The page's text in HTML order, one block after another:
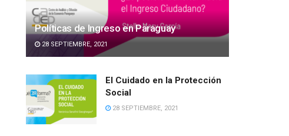
Políticas de Ingreso en Paraguay
28 SEPTIEMBRE, 2021
El Cuidado en la Protección
Social
28 SEPTIEMBRE, 2021